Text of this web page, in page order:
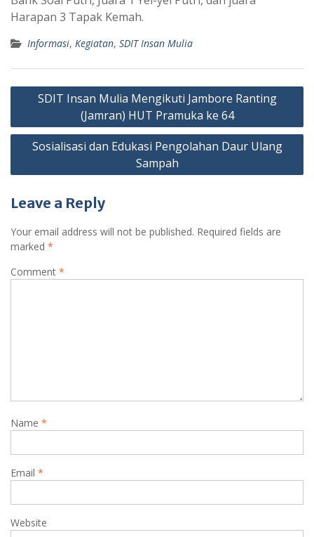
Harapan 3 Tapak Kemah.
Informasi, Kegiatan, SDIT Insan Mulia
Post
navigation
SDIT Insan Mulia Mengikuti Jambore Ranting
(Jamran) HUT Pramuka ke 64
Sosialisasi dan Edukasi Pengolahan Daur Ulang
Sampah
Leave a Reply
Your email address will not be published. Required fields are
marked *
Comment *
Name *
Email *
Website